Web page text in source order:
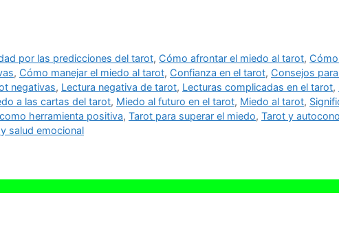
por las predicciones del tarot, Cómo afrontar el miedo al tarot,
, Cómo manejar el miedo al tarot, Confianza en el tarot, Consejos
negativas, Lectura negativa de tarot, Lecturas complicadas en el tarot,
a las cartas del tarot, Miedo al futuro en el tarot, Miedo al tarot,
herramienta positiva, Tarot para superar el miedo, Tarot y
salud emocional